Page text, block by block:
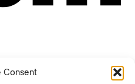
Consent